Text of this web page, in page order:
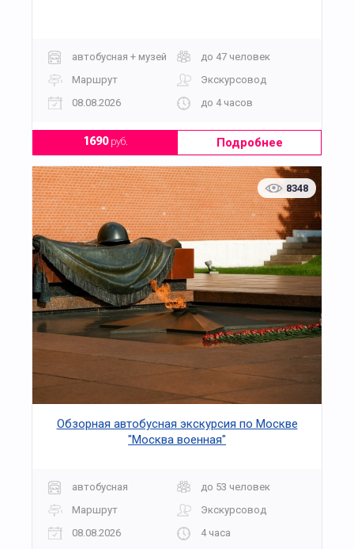
автобусная + музей
до 47 человек
Маршрут
Экскурсовод
08.08.2026
до 4 часов
1690руб. Подробнее
8348
Обзорная автобусная экскурсия по Москве
"Москва военная"
автобусная
до 53 человек
Маршрут
Экскурсовод
08.08.2026
4 часа